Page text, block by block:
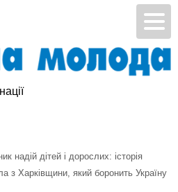
надій дітей і дорослих: історія
з Харківщини, який боронить Україну